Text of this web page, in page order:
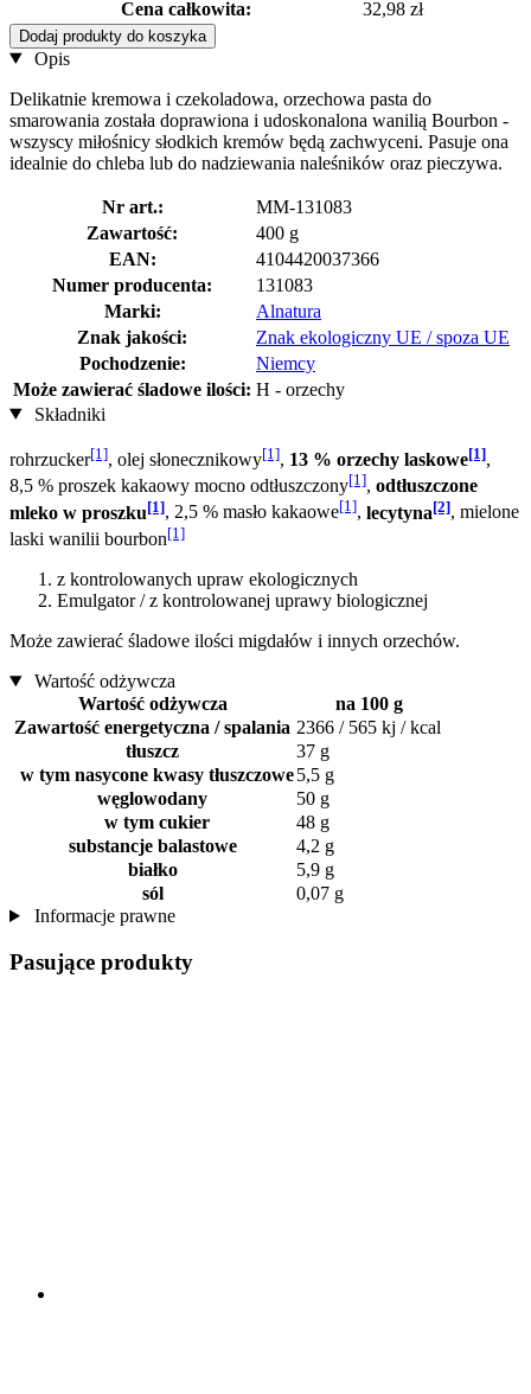
Cena całkowita:
32,98 zł
Dodaj produkty do koszyka
Opis
Delikatnie kremowa i czekoladowa, orzechowa pasta do
smarowania została doprawiona i udoskonalona wanilią Bourbon -
wszyscy miłośnicy słodkich kremów będą zachwyceni. Pasuje ona
idealnie do chleba lub do nadziewania naleśników oraz pieczywa.
Nr art.:
MM-131083
Zawartość:
400 g
EAN:
4104420037366
Numer producenta:
131083
Marki:
Alnatura
Znak jakości:
Znak ekologiczny UE / spoza UE
Pochodzenie:
Niemcy
Może zawierać śladowe ilości: H - orzechy
Składniki
rohrzucker[1], olej słonecznikowy[1], 13 % orzechy laskowe[1],
8,5 % proszek kakaowy mocno odtłuszczony[1], odtłuszczone
mleko w proszku[1], 2,5 % masło kakaowe[1], lecytyna[2], mielone
laski wanilii bourbon[1]
z kontrolowanych upraw ekologicznych
Emulgator / z kontrolowanej uprawy biologicznej
Może zawierać śladowe ilości migdałów i innych orzechów.
Wartość odżywcza
Wartość odżywcza
na 100 g
Zawartość energetyczna / spalania 2366 / 565 kj / kcal
tłuszcz
37 g
w tym nasycone kwasy tłuszczowe5,5 g
węglowodany
50 g
w tym cukier
48 g
substancje balastowe
4,2 g
białko
5,9 g
sól
0,07 g
Informacje prawne
Pasujące produkty